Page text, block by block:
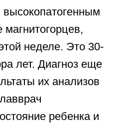
высокопатогенным
неделе. Это 30-
лет. Диагноз еще
их анализов
ребенка и